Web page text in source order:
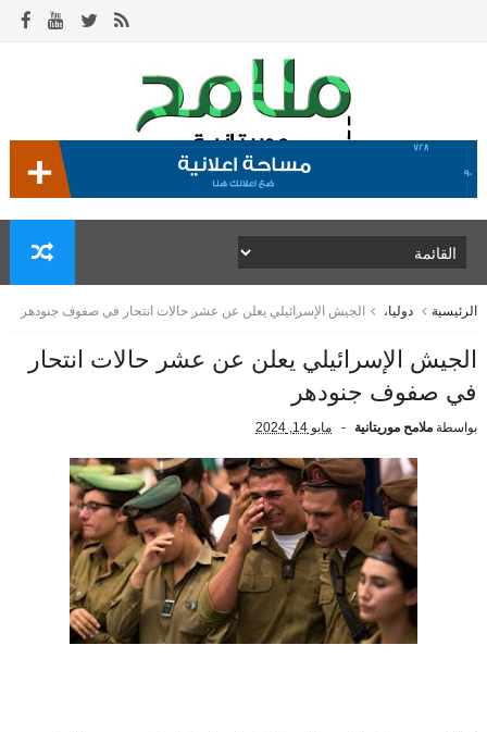
الرئيسية دوليا، الجيش الإسرائيلي يعلن عن عشر حالات انتحار في صفوف جنودهر
الجيش الإسرائيلي يعلن عن عشر حالات انتحار
في صفوف جنودهر
بواسطة ملامح موريتانية مايو 14, 2024